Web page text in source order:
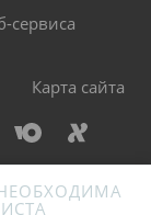
сервиса
Карта сайта